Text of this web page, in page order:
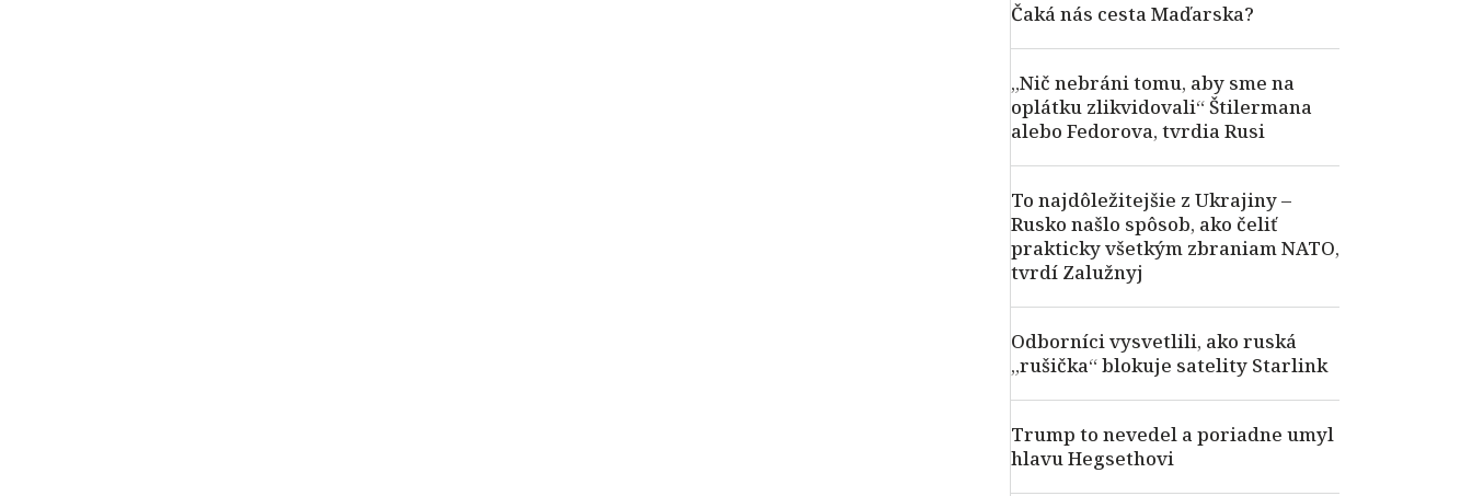
Čaká nás cesta Maďarska?
„Nič nebráni tomu, aby sme na
oplátku zlikvidovali“ Štilermana
alebo Fedorova, tvrdia Rusi
To najdôležitejšie z Ukrajiny –
Rusko našlo spôsob, ako čeliť
prakticky všetkým zbraniam NATO,
tvrdí Zalužnyj
Odborníci vysvetlili, ako ruská
„rušička“ blokuje satelity Starlink
Trump to nevedel a poriadne umyl
hlavu Hegsethovi